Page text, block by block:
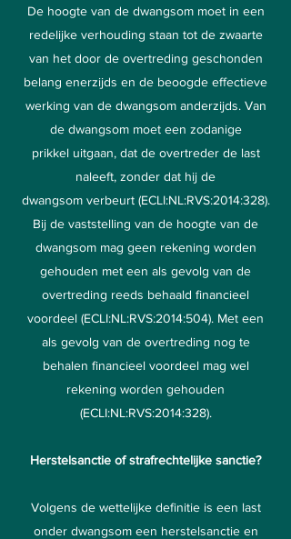
De hoogte van de dwangsom moet in een
redelijke verhouding staan tot de zwaarte
van het door de overtreding geschonden
belang enerzijds en de beoogde effectieve
werking van de dwangsom anderzijds. Van
de dwangsom moet een zodanige
prikkel uitgaan, dat de overtreder de last
naleeft, zonder dat hij de
dwangsom verbeurt (ECLI:NL:RVS:2014:328).
Bij de vaststelling van de hoogte van de
dwangsom mag geen rekening worden
gehouden met een als gevolg van de
overtreding reeds behaald financieel
voordeel (ECLI:NL:RVS:2014:504). Met een
als gevolg van de overtreding nog te
behalen financieel voordeel mag wel
rekening worden gehouden
(ECLI:NL:RVS:2014:328).
Herstelsanctie of strafrechtelijke sanctie?
Volgens de wettelijke definitie is een last
onder dwangsom een herstelsanctie en